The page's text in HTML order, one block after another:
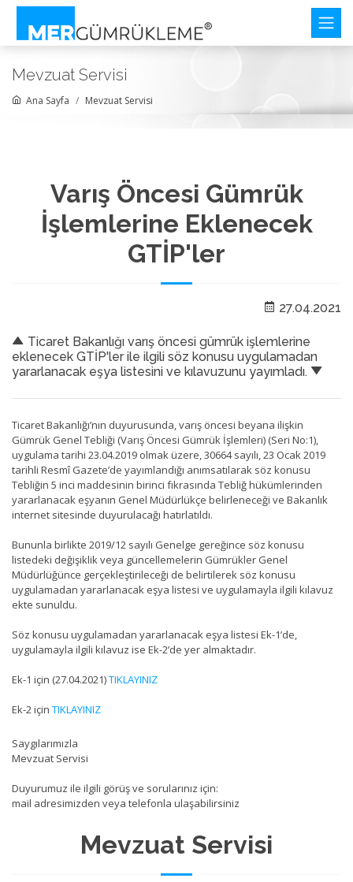
Mevzuat Servisi
Ana Sayfa Mevzuat Servisi
Mevzuat Servisi
Varış Öncesi Gümrük
İşlemlerine Eklenecek
GTİP'ler
27.04.2021
Ticaret Bakanlığı varış öncesi gümrük işlemlerine
eklenecek GTİP'ler ile ilgili söz konusu uygulamadan
yararlanacak eşya listesini ve kılavuzunu yayımladı.
Ticaret Bakanlığı’nın duyurusunda, varış öncesi beyana ilişkin
Gümrük Genel Tebliği (Varış Öncesi Gümrük İşlemleri) (Seri No:1),
uygulama tarihi 23.04.2019 olmak üzere, 30664 sayılı, 23 Ocak 2019
tarihli Resmî Gazete’de yayımlandığı anımsatılarak söz konusu
Tebliğin 5 inci maddesinin birinci fıkrasında Tebliğ hükümlerinden
yararlanacak eşyanın Genel Müdürlükçe belirleneceği ve Bakanlık
internet sitesinde duyurulacağı hatırlatıldı.
Bununla birlikte 2019/12 sayılı Genelge gereğince söz konusu
listedeki değişiklik veya güncellemelerin Gümrükler Genel
Müdürlüğünce gerçekleştirileceği de belirtilerek söz konusu
uygulamadan yararlanacak eşya listesi ve uygulamayla ilgili kılavuz
ekte sunuldu.
Söz konusu uygulamadan yararlanacak eşya listesi Ek-1’de,
uygulamayla ilgili kılavuz ise Ek-2’de yer almaktadır.
Ek-1 için (27.04.2021)TIKLAYINIZ
Ek-2 için TIKLAYINIZ
Saygılarımızla
Mevzuat Servisi
Duyurumuz ile ilgili görüş ve sorularınız için:
mail adresimizden veya telefonla ulaşabilirsiniz